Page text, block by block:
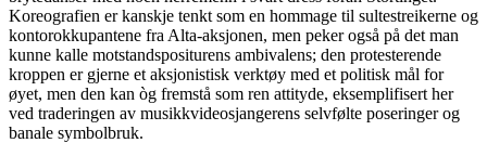
Koreografien er kanskje tenkt som en hommage til sultestreikerne og
kontorokkupantene fra Alta-aksjonen, men peker også på det man
kunne kalle motstandspositurens ambivalens; den protesterende
kroppen er gjerne et aksjonistisk verktøy med et politisk mål for
øyet, men den kan òg fremstå som ren attityde, eksemplifisert her
ved traderingen av musikkvideosjangerens selvfølte poseringer og
banale symbolbruk.